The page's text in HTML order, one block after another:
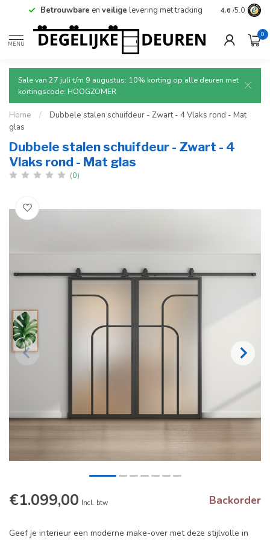
Betrouwbareenveiligelevering met tracking. 4.6 /5.0
MENU
0
Sale van 27 juli t/m 9 augustus: 10% korting op alle deuren met
kortingscode: HOOGZOMER
Home /
Dubbele stalen schuifdeur - Zwart - 4 Vlaks rond - Mat
glas
Dubbele stalen schuifdeur - Zwart - 4
Vlaks rond - Mat glas
(0)
€1.099,00 Incl. btw Backorder
Geef je interieur een moderne make-over met deze stijlvolle in